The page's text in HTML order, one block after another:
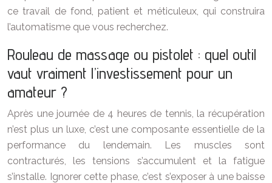
ce travail de fond, patient et méticuleux, qui construira
l’automatisme que vous recherchez.
Rouleau de massage ou pistolet : quel outil
vaut vraiment l’investissement pour un
amateur ?
Après une journée de 4 heures de tennis, la récupération
n’est plus un luxe, c’est une composante essentielle de la
performance du lendemain. Les muscles sont
contracturés, les tensions s’accumulent et la fatigue
s’installe. Ignorer cette phase, c’est s’exposer à une baisse